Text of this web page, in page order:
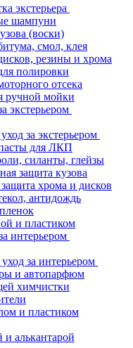
экстерьера
шампуни
(воски)
смол, клея
резины и хрома
полировки
отсека
ручной мойки
экстерьером
за экстерьером
для ЛКП
силанты, глейзы
защита кузова
хрома и дисков
антидождь
и пластиком
интерьером
за интерьером
и автопарфюм
химчистки
и пластиком
и алькантарой